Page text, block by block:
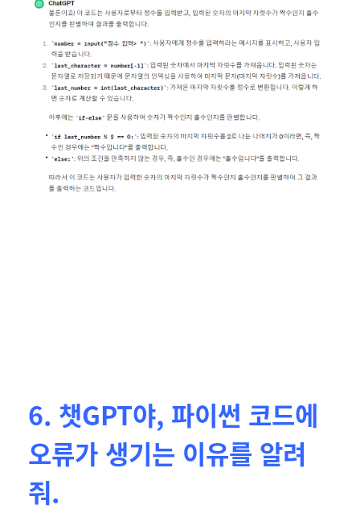
6. 챗GPT야, 파이썬 코드에
오류가 생기는 이유를 알려
줘.